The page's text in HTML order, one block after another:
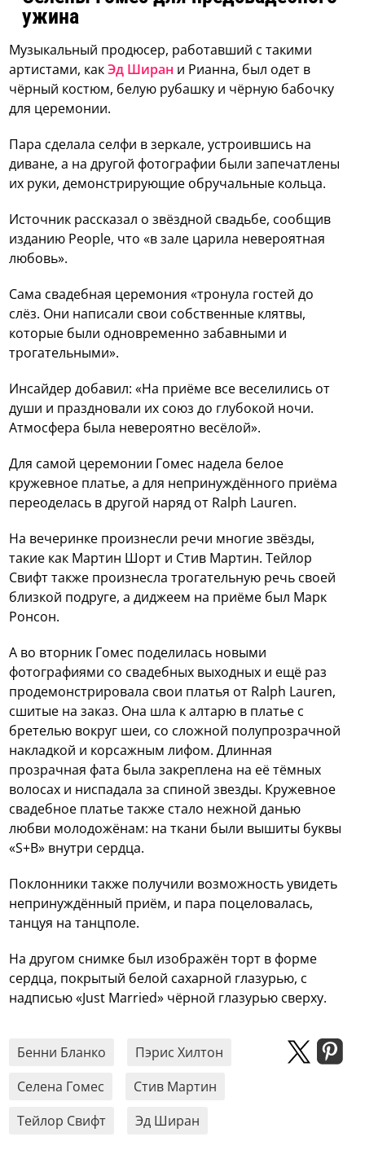
ужина
Музыкальный продюсер, работавший с такими
артистами, какЭд Ширан и Рианна, был одет в
чёрный костюм, белую рубашку и чёрную бабочку
для церемонии.
Пара сделала селфи в зеркале, устроившись на
диване, а на другой фотографии были запечатлены
их руки, демонстрирующие обручальные кольца.
Источник рассказал о звёздной свадьбе, сообщив
изданию People, что «в зале царила невероятная
любовь».
Сама свадебная церемония «тронула гостей до
слёз. Они написали свои собственные клятвы,
которые были одновременно забавными и
трогательными».
Инсайдер добавил: «На приёме все веселились от
души и праздновали их союз до глубокой ночи.
Атмосфера была невероятно весёлой».
Для самой церемонии Гомес надела белое
кружевное платье, а для непринуждённого приёма
переоделась в другой наряд от Ralph Lauren.
На вечеринке произнесли речи многие звёзды,
такие как Мартин Шорт и Стив Мартин. Тейлор
Свифт также произнесла трогательную речь своей
близкой подруге, а диджеем на приёме был Марк
Ронсон.
А во вторник Гомес поделилась новыми
фотографиями со свадебных выходных и ещё раз
продемонстрировала свои платья от Ralph Lauren,
сшитые на заказ. Она шла к алтарю в платье с
бретелью вокруг шеи, со сложной полупрозрачной
накладкой и корсажным лифом. Длинная
прозрачная фата была закреплена на её тёмных
волосах и ниспадала за спиной звезды. Кружевное
свадебное платье также стало нежной данью
любви молодожёнам: на ткани были вышиты буквы
«S+B» внутри сердца.
Поклонники также получили возможность увидеть
непринуждённый приём, и пара поцеловалась,
танцуя на танцполе.
На другом снимке был изображён торт в форме
сердца, покрытый белой сахарной глазурью, с
надписью «Just Married» чёрной глазурью сверху.
Бенни Бланко
Пэрис Хилтон
Селена Гомес
Стив Мартин
Тейлор Свифт
Эд Ширан